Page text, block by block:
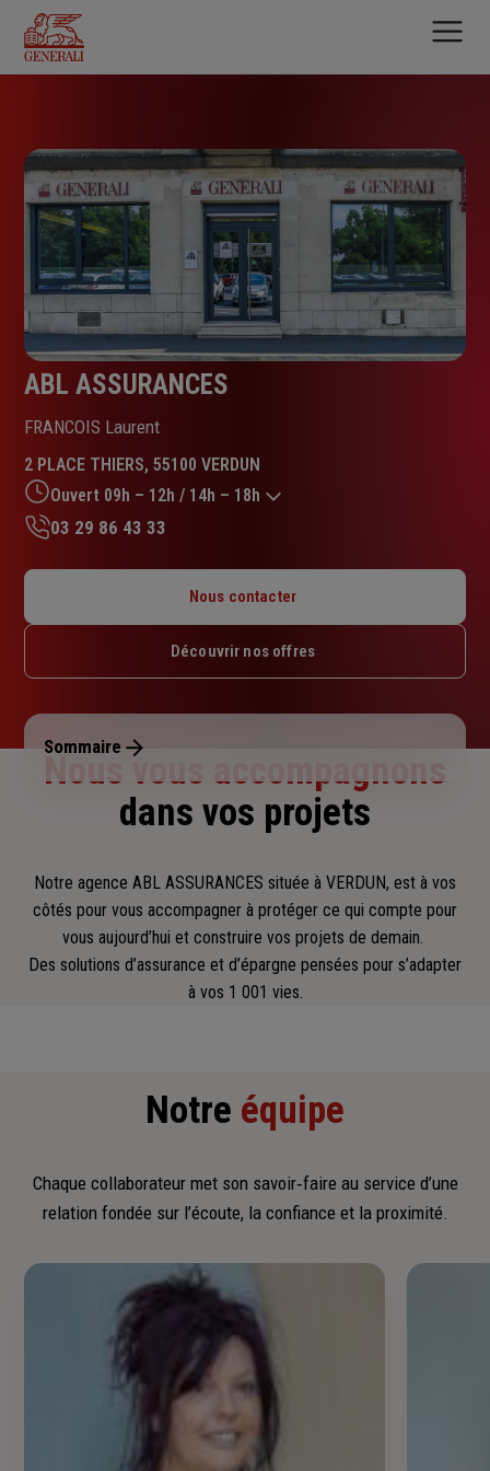
contenu
principal
ABL ASSURANCES
FRANCOIS Laurent
2 PLACE THIERS, 55100 VERDUN
Ouvert 09h – 12h / 14h – 18h
Mardi : 09h – 12h / 14h – 18h
Jeudi : 09h – 12h / 14h – 18h
Dimanche : Fermé
03 29 86 43 33
Nous contacter
Découvrir nos offres
Sommaire
Nous vous accompagnons
dans vos projets
Notre agence ABL ASSURANCES située à VERDUN, est à vos
côtés pour vous accompagner à protéger ce qui compte pour
vous aujourd’hui et construire vos projets de demain.
Des solutions d’assurance et d’épargne pensées pour s’adapter
à vos 1 001 vies.
Notre équipe
Chaque collaborateur met son savoir‑faire au service d’une
relation fondée sur l’écoute, la confiance et la proximité.